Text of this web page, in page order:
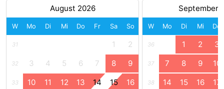
Brouwershaven
-
Zierikzee
Natur
August 2026
W Mo Di Mi Do Fr Sa So
31 1 2
32 3 4 5 6 7 8 9
33 10 11 12 13 14 15 16
September
W Mo Di Mi Do
36 1 2 3
37 7 8 9 10
38 14 15 16 17